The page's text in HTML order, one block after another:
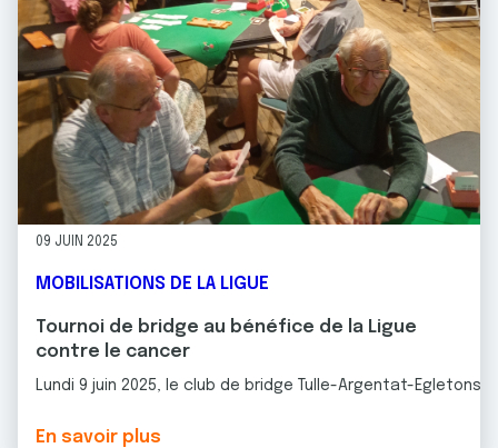
09 JUIN 2025
MOBILISATIONS DE LA LIGUE
Tournoi de bridge au bénéfice de la Ligue
contre le cancer
Lundi 9 juin 2025, le club de bridge Tulle-Argentat-
En savoir plus